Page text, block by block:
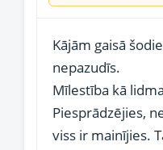
Kājām gaisā
nepazudīs.
Mīlestība kā
Piesprādzējies,
viss ir mainījies.